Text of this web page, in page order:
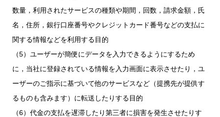
数量，利用されたサービスの種類や期間，回数，請求金額，氏
名，住所，銀行口座番号やクレジットカード番号などの支払に
関する情報などを利用する目的
（5）ユーザーが簡便にデータを入力できるようにするため
に，当社に登録されている情報を入力画面に表示させたり，ユ
ーザーのご指示に基づいて他のサービスなど（提携先が提供す
るものも含みます）に転送したりする目的
（6）代金の支払を遅滞したり第三者に損害を発生させたりす